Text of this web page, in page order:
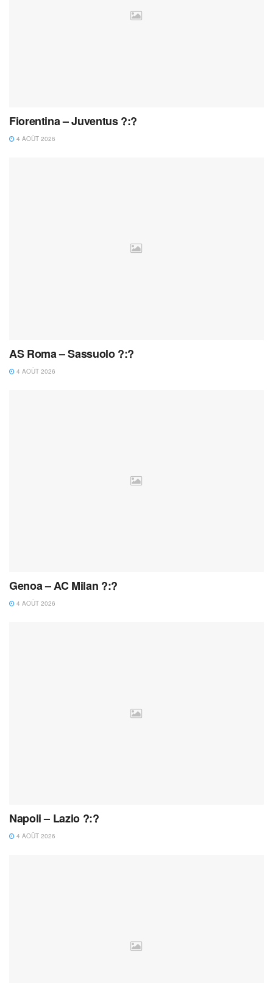
Fiorentina – Juventus ?:?
4 AOÛT 2026
AS Roma – Sassuolo ?:?
4 AOÛT 2026
Genoa – AC Milan ?:?
4 AOÛT 2026
Napoli – Lazio ?:?
4 AOÛT 2026